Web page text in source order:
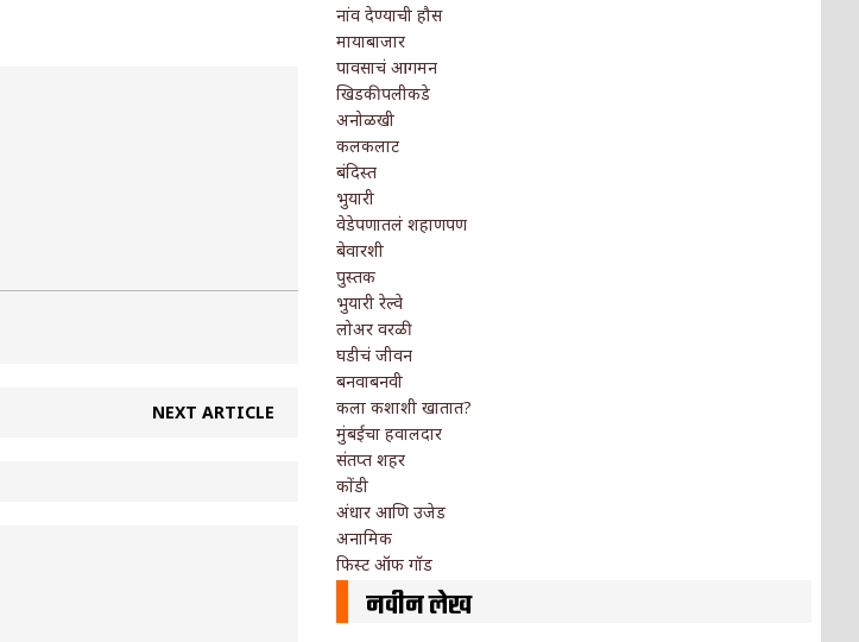
NEXT ARTICLE
नांव देण्याची हौस
मायाबाजार
पावसाचं आगमन
खिडकीपलीकडे
अनोळखी
कलकलाट
बंदिस्त
भुयारी
वेडेपणातलं शहाणपण
बेवारशी
पुस्तक
भुयारी रेल्वे
लोअर वरळी
घडीचं जीवन
बनवाबनवी
कला कशाशी खातात?
मुंबईचा हवालदार
संतप्त शहर
कोंडी
अंधार आणि उजेड
अनामिक
फिस्ट ऑफ गॉड
नवीन लेख